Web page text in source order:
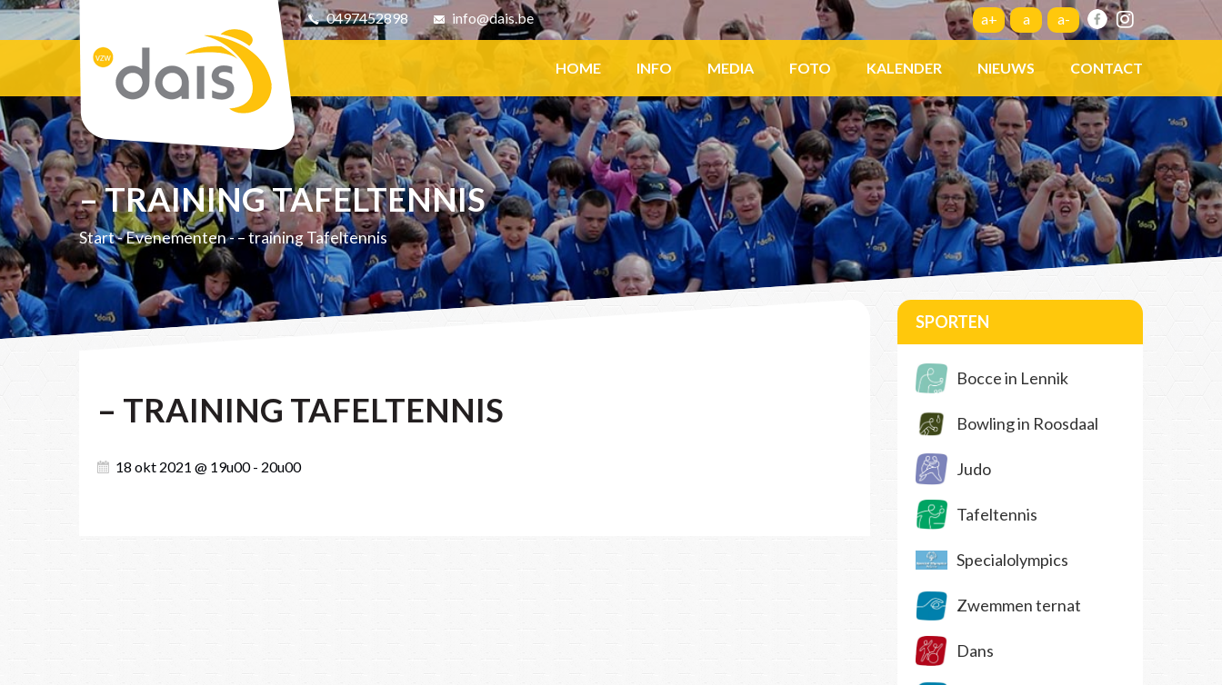
0497452898 info@dais.be Facebook a+ a a-
HOME INFO MEDIA FOTO KALENDER NIEUWS CONTACT
– TRAINING TAFELTENNIS
Start-Evenementen-– training Tafeltennis
– TRAINING TAFELTENNIS
18 okt 2021 @ 19u00 - 20u00
SPORTEN
Bocce in Lennik
Bowling in Roosdaal
Judo
Tafeltennis
Specialolympics
Zwemmen ternat
Dans